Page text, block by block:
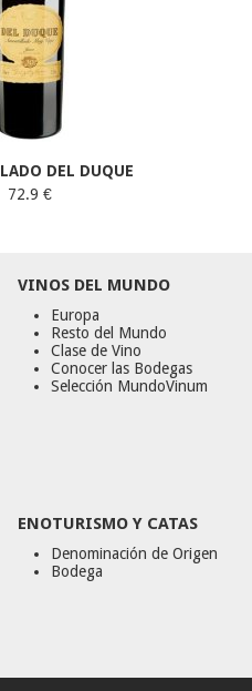
DEL DUQUE
72.9 €
VINOS DEL MUNDO
Europa
Resto del Mundo
Clase de Vino
Conocer las Bodegas
Selección MundoVinum
ENOTURISMO Y CATAS
Denominación de Origen
Bodega